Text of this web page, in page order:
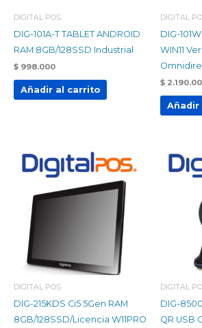
DIGITAL POS
DIG-101A-T TABLET ANDROID
RAM 8GB/128SSD Industrial
$ 998.000
Añadir al carrito
DIGITAL
DIG-
WIN11
$
DIGITAL POS
DIG-215KDS Ci5 5Gen RAM
8GB/128SSD/Licencia W11PRO
DIGITAL
DIG-
QR USB